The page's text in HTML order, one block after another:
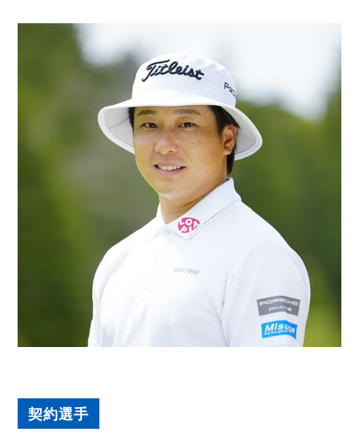
契約選手